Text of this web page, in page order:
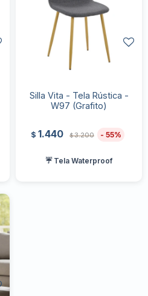
Silla Vita - Tela Rústica -
W97 (Grafito)
$ 1.440 $3.200 55
☔ Tela Waterproof